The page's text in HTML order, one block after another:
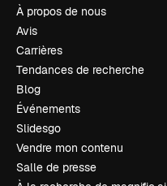
À propos de nous
Avis
Carrières
Tendances de recherche
Blog
Événements
Slidesgo
Vendre mon contenu
Salle de presse